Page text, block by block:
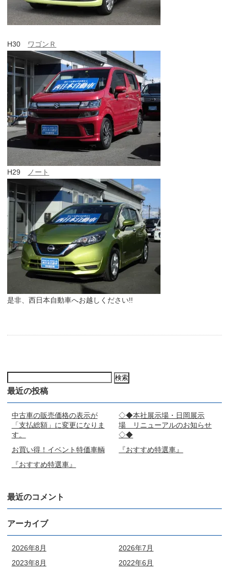
H30 ワゴンＲ
H29 ノート
是非、西日本自動車へお越しください!!
索:
最近の投稿
中古車の販売価格の表示が
「支払総額」に変更になりま
す。
◇◆本社展示場・日岡展示
場 リニューアルのお知らせ
◇◆
お買い得！イベント特価車輌
『おすすめ特選車』
『おすすめ特選車』
最近のコメント
アーカイブ
2026年8月
2026年7月
2023年8月
2022年6月